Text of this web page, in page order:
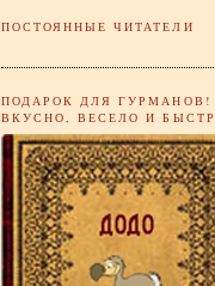
ПОСТОЯННЫЕ ЧИТАТЕЛИ
ПОДАРОК ДЛЯ ГУРМАНОВ!
ВКУСНО, ВЕСЕЛО И